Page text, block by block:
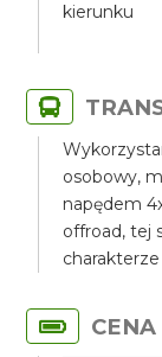
kierunku
osobowy,
napędem
offroad, tej